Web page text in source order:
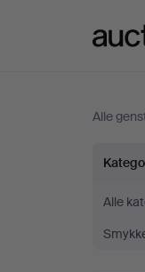
Alle
og
sæt
Alle